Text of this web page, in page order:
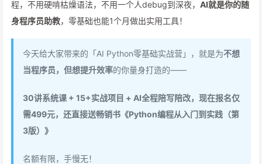
程，不用硬啃枯燥语法，不用一个人debug到深夜， AI就是你的随
身程序员助教，零基础也能1个月做出实用工具！
今天给大家带来的「AI Python零基础实战营」，就是为不想
当程序员，但想提升效率的你量身打造的——
30讲系统课 + 15+实战项目 + AI全程陪写陪改，现在报名仅
需499元，还直接送畅销书《Python编程从入门到实践（第
3版）》
名额有限，手慢无！